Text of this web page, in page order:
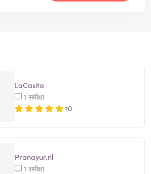
LaCasita
1 समीक्षा
10
Pranayur.nl
1 समीक्षा